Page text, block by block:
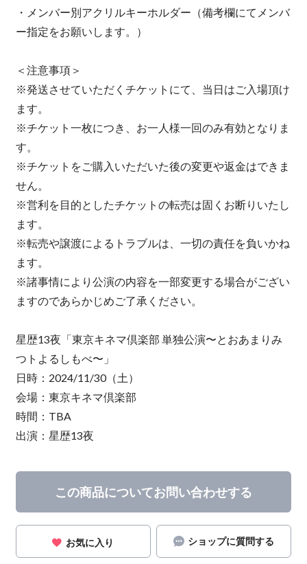
・メンバー別アクリルキーホルダー（備考欄にてメンバ
ー指定をお願いします。）
＜注意事項＞
※発送させていただくチケットにて、当日はご入場頂け
ます。
※チケット一枚につき、お一人様一回のみ有効となりま
す。
※チケットをご購入いただいた後の変更や返金はできま
せん。
※営利を目的としたチケットの転売は固くお断りいたし
ます。
※転売や譲渡によるトラブルは、一切の責任を負いかね
ます。
※諸事情により公演の内容を一部変更する場合がござい
ますのであらかじめご了承ください。
星歴13夜「東京キネマ倶楽部 単独公演〜とおあまりみ
つトよるしもべ〜」
日時：2024/11/30（土）
会場：東京キネマ倶楽部
時間：TBA
出演：星歴13夜
この商品についてお問い合わせする
お気に入り ショップに質問する